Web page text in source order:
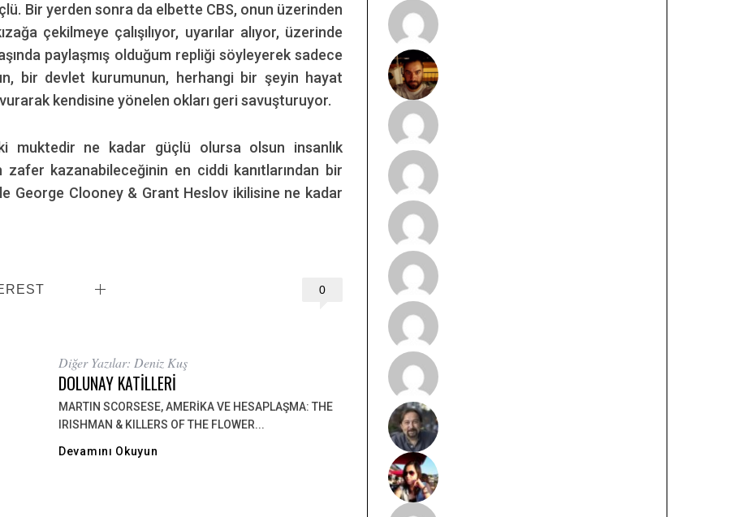
Bir yerden sonra da elbette CBS, onun üzerinden
çekilmeye çalışılıyor, uyarılar alıyor, üzerinde
paylaşmış olduğum repliği söyleyerek sadece
bir devlet kurumunun, herhangi bir şeyin hayat
kendisine yönelen okları geri savuşturuyor.
muktedir ne kadar güçlü olursa olsun insanlık
kazanabileceğinin en ciddi kanıtlarından bir
George Clooney & Grant Heslov ikilisine ne kadar
0
Diğer Yazılar: Deniz Kuş
DOLUNAY KATİLLERİ
MARTIN SCORSESE, AMERİKA VE HESAPLAŞMA: THE
IRISHMAN & KILLERS OF THE FLOWER...
Devamını Okuyun